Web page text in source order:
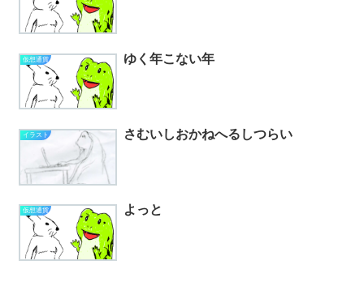
仮想通貨 ゆく年こない年
イラスト さむいしおかねへるしつらい
仮想通貨 よっと